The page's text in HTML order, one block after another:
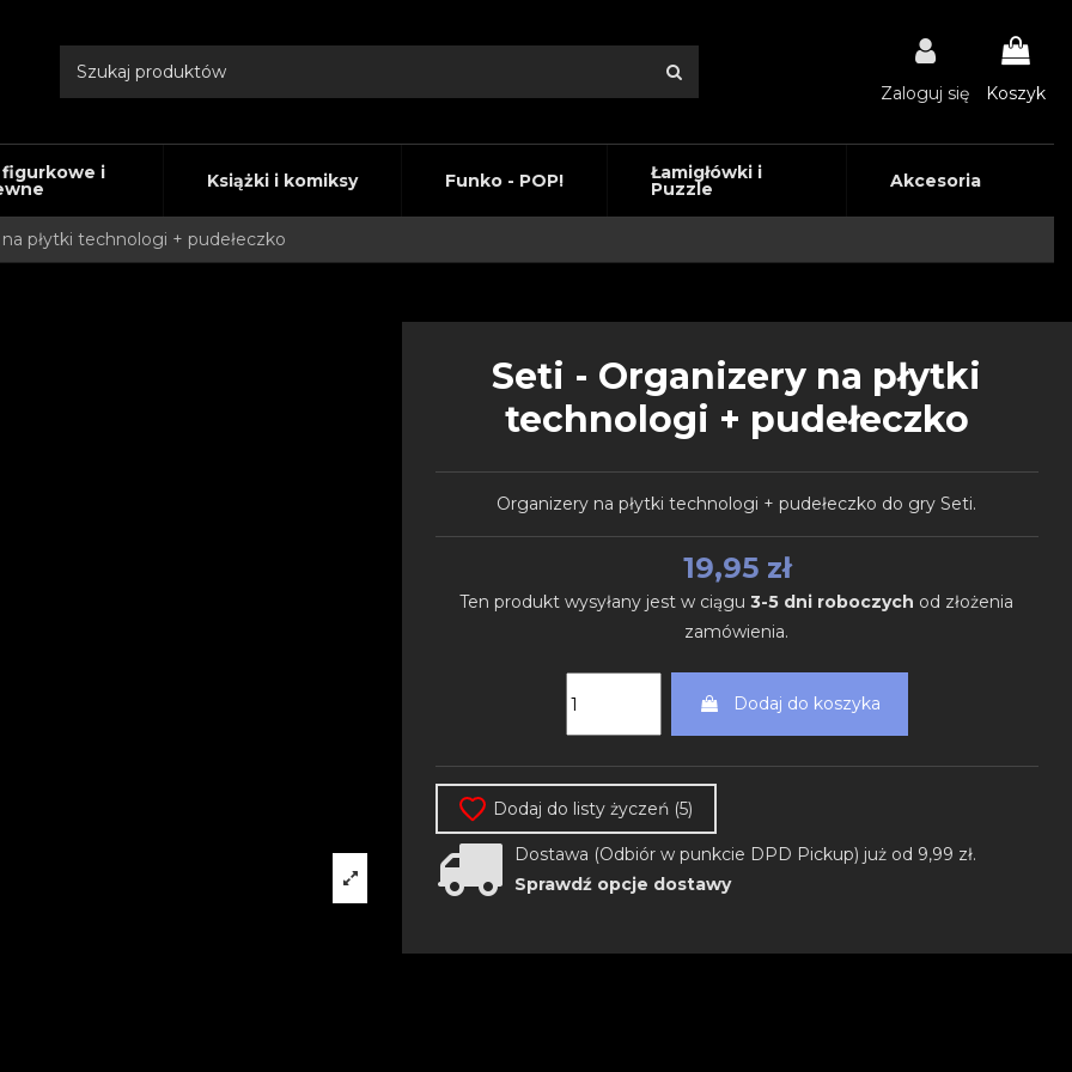
Zaloguj się Koszyk
figurkowe i Książki i komiksy Funko - POP! Łamigłówki i
Puzzle Akcesoria
płytki technologi + pudełeczko
Seti - Organizery na płytki
technologi + pudełeczko
Organizery na płytki technologi + pudełeczko do gry Seti.
19,95 zł
Ten produkt wysyłany jest w ciągu3-5 dni roboczych od złożenia
zamówienia.
Dodaj do koszyka
Dodaj do listy życzeń (5)
Dostawa (Odbiór w punkcie DPD Pickup) już od 9,99 zł.
Sprawdź opcje dostawy